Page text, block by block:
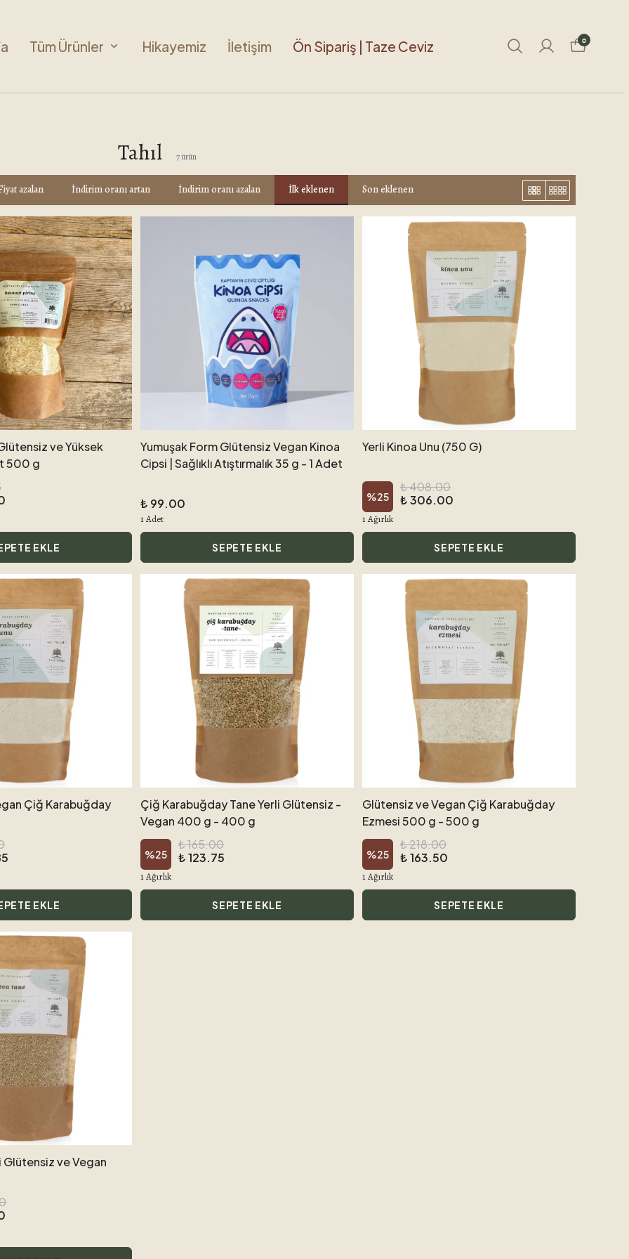
Tüm Ürünler Hikayemiz İletişim Ön Sipariş | Taze Ceviz 0
Tahıl 7ürün
azalan İndirim oranı artan İndirim oranı azalan İlk eklenen Son eklenen
ve Yüksek
500 g
EKLE
Yumuşak Form Glütensiz Vegan Kinoa
Cipsi | Sağlıklı Atıştırmalık 35 g - 1 Adet
₺ 99.00
1 Adet
SEPETE EKLE
Yerli Kinoa Unu (750 G)
%25
₺ 408.00
₺ 306.00
1 Ağırlık
SEPETE EKLE
Çiğ Karabuğday
EKLE
Çiğ Karabuğday Tane Yerli Glütensiz -
Vegan 400 g - 400 g
%25
₺ 165.00
₺ 123.75
1 Ağırlık
SEPETE EKLE
Glütensiz ve Vegan Çiğ Karabuğday
Ezmesi 500 g - 500 g
%25
₺ 218.00
₺ 163.50
1 Ağırlık
SEPETE EKLE
Glütensiz ve Vegan